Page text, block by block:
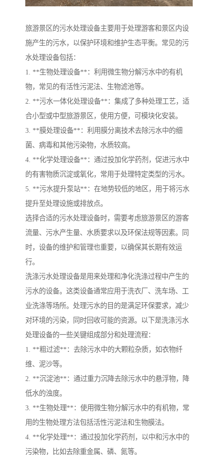
旅游景区的污水处理设备主要用于处理游客和景区内设
施产生的污水，以保护环境和维护生态平衡。常见的污
水处理设备包括：
1. **生物处理设备**：利用微生物分解污水中的有机
物，常见的有活性污泥法、生物滤池等。
2. **污水一体化处理设备**：集成了多种处理工艺，适
合小型或中型旅游景区，使用方便，可模块化安装。
3. **膜处理设备**：利用膜分离技术去除污水中的细
菌、病毒和其他污染物，水质较高。
4. **化学处理设备**：通过投加化学药剂，促进污水中
的有害物质沉淀或氧化，常用于处理特定类型的污水。
5. **污水提升泵站**：在地势较低的地区，用于将污水
提升至处理设施或排放点。
选择合适的污水处理设备时，需要考虑旅游景区的游客
流量、污水产生量、水质要求以及环保法规等因素。同
时，设备的维护和管理也重要，以确保其长期有效运
行。
洗涤污水处理设备是用来处理和净化洗涤过程中产生的
污水的设备。这类设备通常应用于洗衣厂、洗车场、工
业洗涤等场所。处理污水的目的是满足环保要求，减少
对环境的污染，同时回收可能的资源。以下是洗涤污水
处理设备的一些关键组成部分和处理流程：
1. **粗过滤**：去除污水中的大颗粒杂质，如衣物纤
维、泥沙等。
2. **沉淀池**：通过重力沉降去除污水中的悬浮物，降
低水的浊度。
3. **生物处理**：使用微生物分解污水中的有机物，常
用的生物处理方法包括活性污泥法和生物膜法。
4. **化学处理**：通过投加化学药剂，以中和污水中的
污染物，比如去除重金属、磷、氮等。